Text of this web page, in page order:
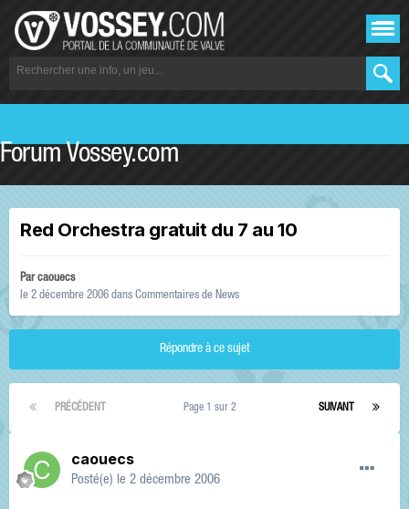
Forum Vossey.com
Red Orchestra gratuit du 7 au 10
Parcaouecs
le 2 décembre 2006 dans Commentaires de News
Répondre à ce sujet
PRÉCÉDENT SUIVANT
Page 1 sur 2
caouecs
Posté(e) le 2 décembre 2006